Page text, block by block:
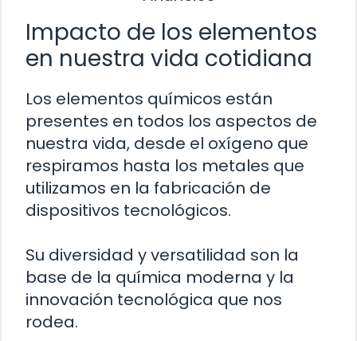
Impacto de los elementos
en nuestra vida cotidiana
Los elementos químicos están
presentes en todos los aspectos de
nuestra vida, desde el oxígeno que
respiramos hasta los metales que
utilizamos en la fabricación de
dispositivos tecnológicos.
Su diversidad y versatilidad son la
base de la química moderna y la
innovación tecnológica que nos
rodea.